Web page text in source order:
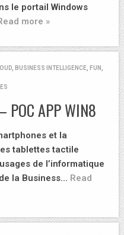
le portail Windows
more »
BUSINESS INTELLIGENCE FUN
POC APP WIN8
et la
tablettes tactile
de l’informatique
la Business… Read